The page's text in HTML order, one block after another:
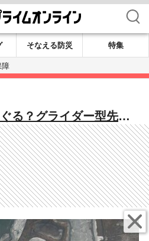
検索
そなえる防災
特集
る？グライダー型先端
る北朝鮮の新型IRBM級
む「イージス艦」モド